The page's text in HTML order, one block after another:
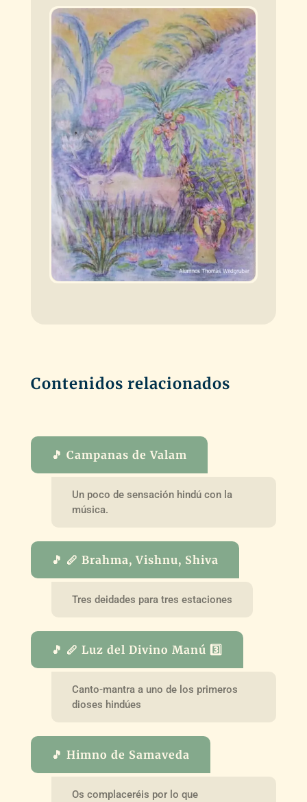
Contenidos relacionados
🎵 Campanas de Valam
Un poco de sensación hindú con la
música.
🎵 🪈 Brahma, Vishnu, Shiva
Tres deidades para tres estaciones
🎵 🪈 Luz del Divino Manú 3️⃣
Canto-mantra a uno de los primeros
dioses hindúes
🎵 Himno de Samaveda
Os complaceréis por lo que